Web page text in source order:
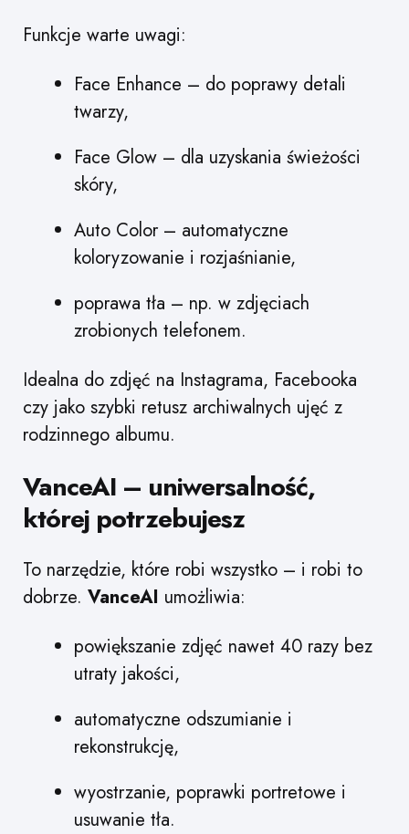
Funkcje warte uwagi:
Face Enhance – do poprawy detali
twarzy,
Face Glow – dla uzyskania świeżości
skóry,
Auto Color – automatyczne
koloryzowanie i rozjaśnianie,
poprawa tła – np. w zdjęciach
zrobionych telefonem.
Idealna do zdjęć na Instagrama, Facebooka
czy jako szybki retusz archiwalnych ujęć z
rodzinnego albumu.
VanceAI – uniwersalność,
której potrzebujesz
To narzędzie, które robi wszystko – i robi to
dobrze. VanceAI umożliwia:
powiększanie zdjęć nawet 40 razy bez
utraty jakości,
automatyczne odszumianie i
rekonstrukcję,
wyostrzanie, poprawki portretowe i
usuwanie tła.